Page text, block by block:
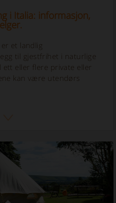
i Italia: informasjon,
et landlig
til gjestfrihet i naturlige
ett eller flere private eller
kan være utendørs